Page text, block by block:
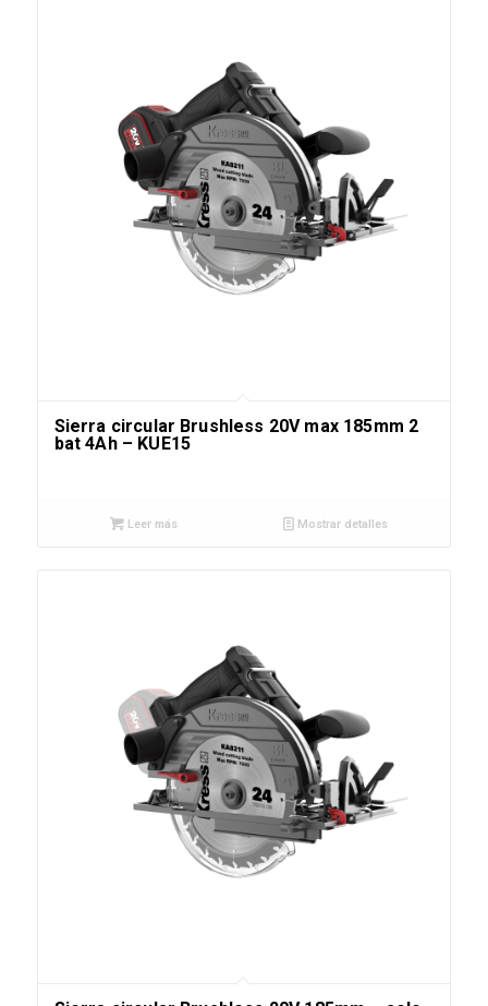
Sierra circular Brushless 20V max 185mm 2
bat 4Ah – KUE15
Leer más Mostrar detalles